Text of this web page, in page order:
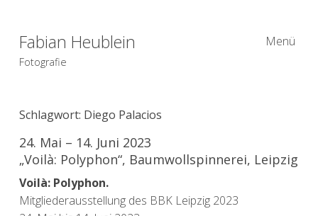
Fabian Heublein
Fotografie
Menü
Schlagwort: Diego Palacios
24. Mai – 14. Juni 2023
„Voilà: Polyphon“, Baumwollspinnerei, Leipzig
Voilà: Polyphon.
Mitgliederausstellung des BBK Leipzig 2023